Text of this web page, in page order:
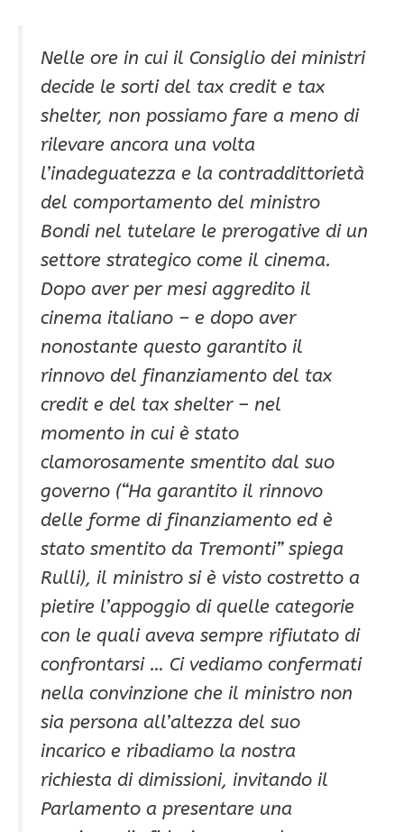
Nelle ore in cui il Consiglio dei ministri
decide le sorti del tax credit e tax
shelter, non possiamo fare a meno di
rilevare ancora una volta
l’inadeguatezza e la contraddittorietà
del comportamento del ministro
Bondi nel tutelare le prerogative di un
settore strategico come il cinema.
Dopo aver per mesi aggredito il
cinema italiano – e dopo aver
nonostante questo garantito il
rinnovo del finanziamento del tax
credit e del tax shelter – nel
momento in cui è stato
clamorosamente smentito dal suo
governo (“Ha garantito il rinnovo
delle forme di finanziamento ed è
stato smentito da Tremonti” spiega
Rulli), il ministro si è visto costretto a
pietire l’appoggio di quelle categorie
con le quali aveva sempre rifiutato di
confrontarsi … Ci vediamo confermati
nella convinzione che il ministro non
sia persona all’altezza del suo
incarico e ribadiamo la nostra
richiesta di dimissioni, invitando il
Parlamento a presentare una